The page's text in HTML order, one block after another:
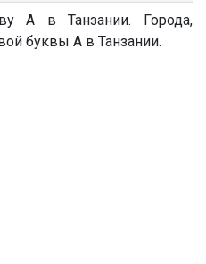
А в Танзании. Города,
буквы А в Танзании.